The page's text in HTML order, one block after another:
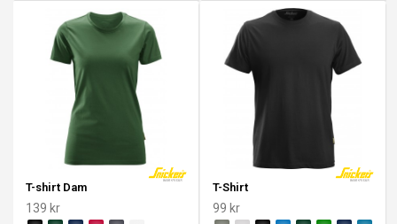
T-shirt Dam
139 kr
T-Shirt
99 kr